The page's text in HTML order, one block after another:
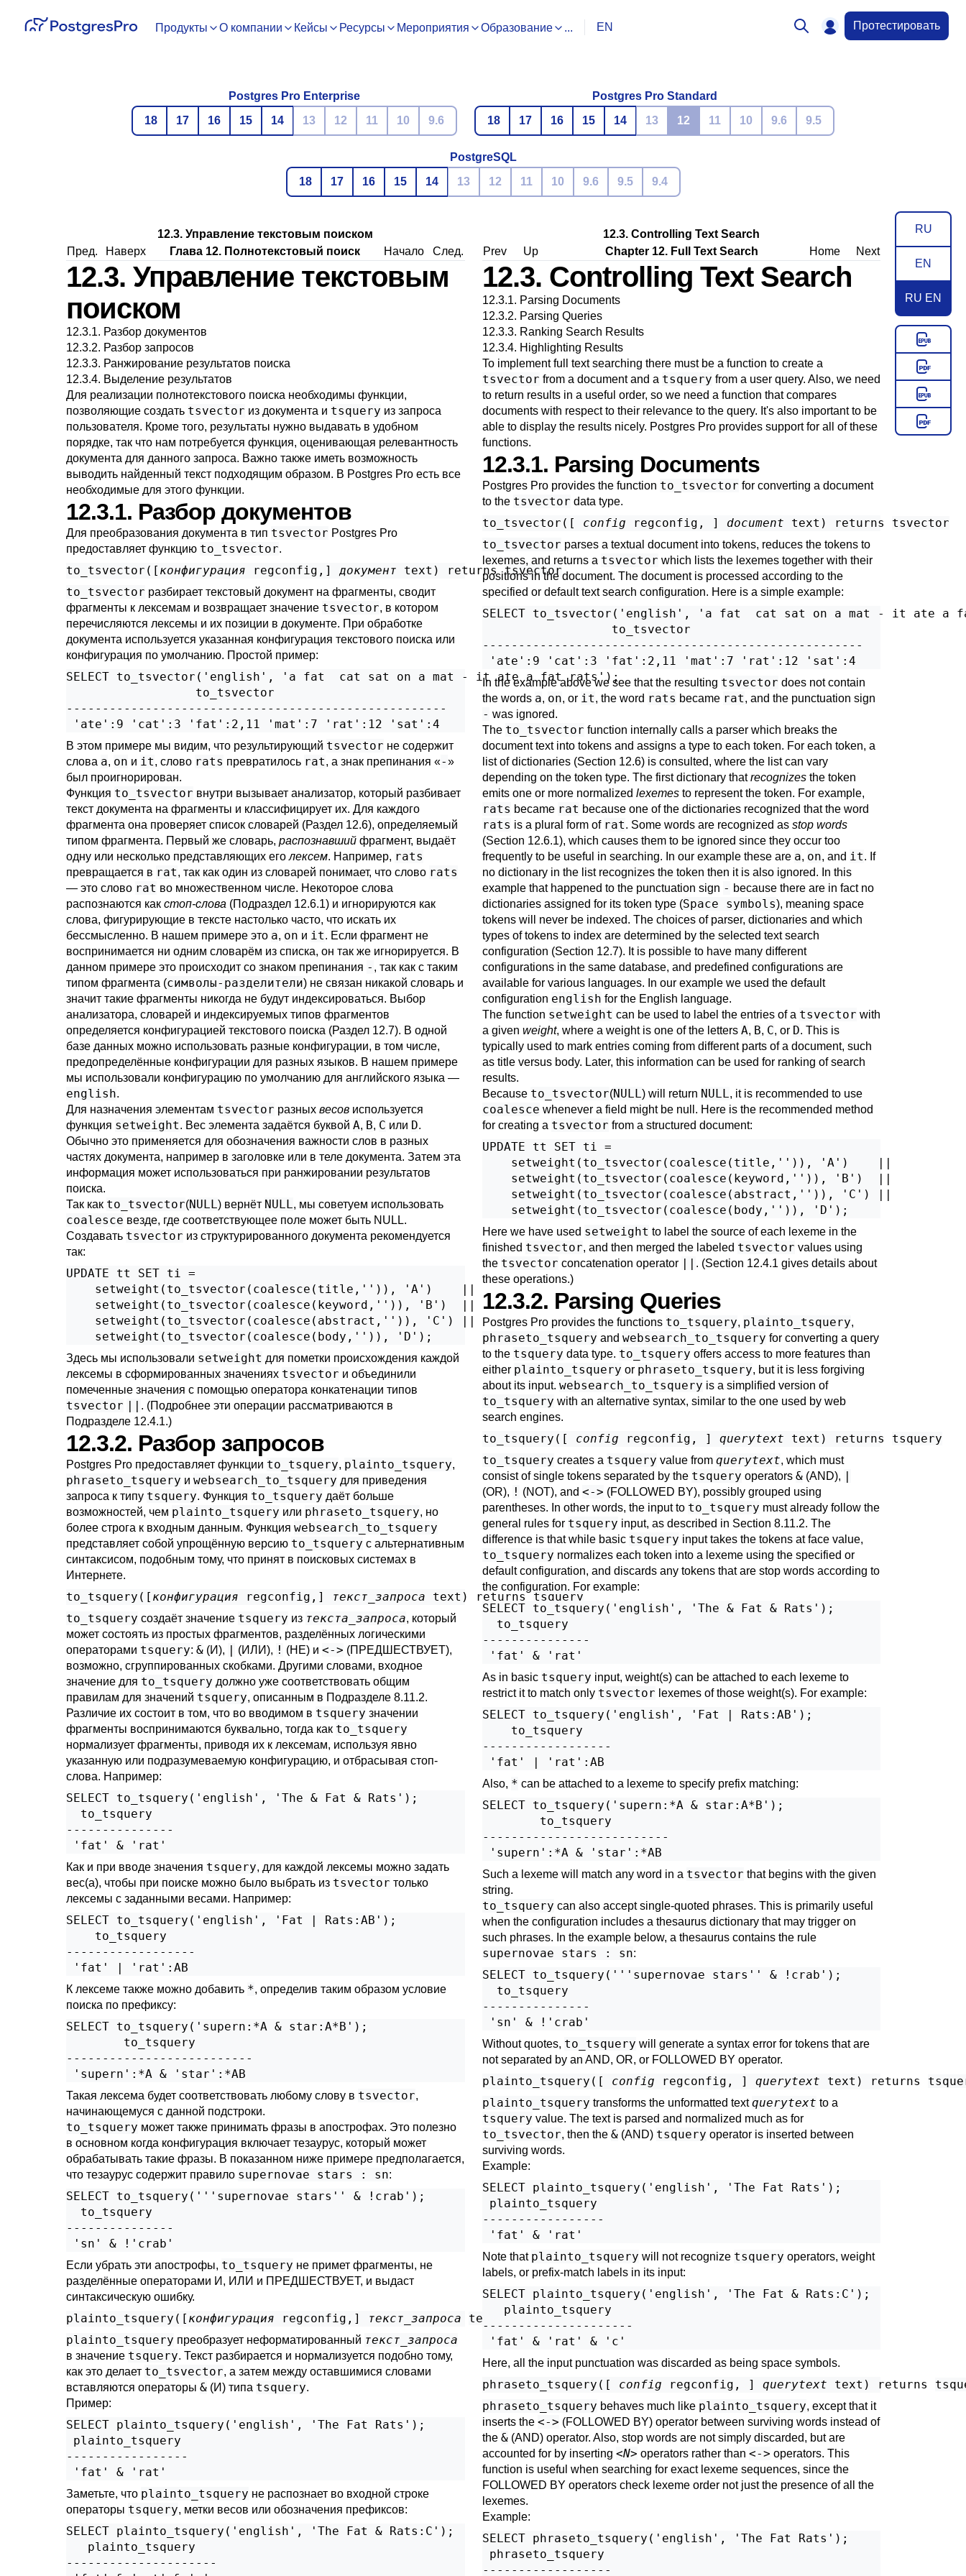
Продукты О компании Кейсы Ресурсы Мероприятия Образование ... EN Протестировать
Postgres Pro Enterprise
18
17 16 15 14 13 12 11 10 9.6
Postgres Pro Standard
18
17 16 15 14 13 12 11 10 9.6 9.5
PostgreSQL
18
17 16 15 14 13 12 11 10 9.6 9.5 9.4
RU
EN
RU EN
12.3. Управление текстовым поиском
Пред.
Наверх Глава 12. Полнотекстовый поиск Начало След.
12.3. Управление текстовым
поиском
12.3.1. Разбор документов
12.3.2. Разбор запросов
12.3.3. Ранжирование результатов поиска
12.3.4. Выделение результатов
Для реализации полнотекстового поиска необходимы функции,
позволяющие создать tsvector из документа и tsquery из запроса
пользователя. Кроме того, результаты нужно выдавать в удобном
порядке, так что нам потребуется функция, оценивающая релевантность
документа для данного запроса. Важно также иметь возможность
выводить найденный текст подходящим образом. В Postgres Pro есть все
необходимые для этого функции.
12.3.1. Разбор документов
Для преобразования документа в тип tsvector Postgres Pro
предоставляет функцию to_tsvector.
to_tsvector([ конфигурация regconfig , ] документ text ) returns tsvector
to_tsvector разбирает текстовый документ на фрагменты, сводит
фрагменты к лексемам и возвращает значение tsvector, в котором
перечисляются лексемы и их позиции в документе. При обработке
документа используется указанная конфигурация текстового поиска или
конфигурация по умолчанию. Простой пример:
SELECT to_tsvector('english', 'a fat  cat sat on a mat - it ate a fat rats');
                  to_tsvector
-----------------------------------------------------
В этом примере мы видим, что результирующий tsvector не содержит
слова a, on и it, слово rats превратилось rat, а знак препинания «-»
был проигнорирован.
Функция to_tsvector внутри вызывает анализатор, который разбивает
текст документа на фрагменты и классифицирует их. Для каждого
фрагмента она проверяет список словарей (Раздел 12.6), определяемый
типом фрагмента. Первый же словарь, распознавший фрагмент, выдаёт
одну или несколько представляющих его лексем. Например, rats
превращается в rat, так как один из словарей понимает, что слово rats
— это слово rat во множественном числе. Некоторое слова
распознаются как стоп-слова (Подраздел 12.6.1) и игнорируются как
слова, фигурирующие в тексте настолько часто, что искать их
бессмысленно. В нашем примере это a, on и it. Если фрагмент не
воспринимается ни одним словарём из списка, он так же игнорируется. В
данном примере это происходит со знаком препинания - , так как с таким
типом фрагмента (символы-разделители) не связан никакой словарь и
значит такие фрагменты никогда не будут индексироваться. Выбор
анализатора, словарей и индексируемых типов фрагментов
определяется конфигурацией текстового поиска (Раздел 12.7). В одной
базе данных можно использовать разные конфигурации, в том числе,
предопределённые конфигурации для разных языков. В нашем примере
мы использовали конфигурацию по умолчанию для английского языка —
english.
Для назначения элементам tsvector разных весов используется
функция setweight. Вес элемента задаётся буквой A, B, C или D.
Обычно это применяется для обозначения важности слов в разных
частях документа, например в заголовке или в теле документа. Затем эта
информация может использоваться при ранжировании результатов
поиска.
Так как to_tsvector(NULL) вернёт NULL, мы советуем использовать
coalesce везде, где соответствующее поле может быть NULL.
Создавать tsvector из структурированного документа рекомендуется
так:
UPDATE tt SET ti =
    setweight(to_tsvector(coalesce(title,'')), 'A')    ||
    setweight(to_tsvector(coalesce(keyword,'')), 'B')  ||
    setweight(to_tsvector(coalesce(abstract,'')), 'C') ||
    setweight(to_tsvector(coalesce(body,'')), 'D');
Здесь мы использовали setweight для пометки происхождения каждой
лексемы в сформированных значениях tsvector и объединили
помеченные значения с помощью оператора конкатенации типов
tsvector || . (Подробнее эти операции рассматриваются в
Подразделе 12.4.1.)
12.3.2. Разбор запросов
Postgres Pro предоставляет функции to_tsquery, plainto_tsquery,
phraseto_tsquery и websearch_to_tsquery для приведения
запроса к типу tsquery. Функция to_tsquery даёт больше
возможностей, чем plainto_tsquery или phraseto_tsquery, но
более строга к входным данным. Функция websearch_to_tsquery
представляет собой упрощённую версию to_tsquery с альтернативным
синтаксисом, подобным тому, что принят в поисковых системах в
Интернете.
to_tsquery([ конфигурация regconfig , ] текст_запроса text ) returns tsquery
to_tsquery создаёт значение tsquery из текста_запроса, который
может состоять из простых фрагментов, разделённых логическими
операторами tsquery: & (И), | (ИЛИ), ! (НЕ) и <-> (ПРЕДШЕСТВУЕТ),
возможно, сгруппированных скобками. Другими словами, входное
значение для to_tsquery должно уже соответствовать общим
правилам для значений tsquery, описанным в Подразделе 8.11.2.
Различие их состоит в том, что во вводимом в tsquery значении
фрагменты воспринимаются буквально, тогда как to_tsquery
нормализует фрагменты, приводя их к лексемам, используя явно
указанную или подразумеваемую конфигурацию, и отбрасывая стоп-
слова. Например:
SELECT to_tsquery('english', 'The & Fat & Rats');
  to_tsquery
---------------
Как и при вводе значения tsquery, для каждой лексемы можно задать
вес(а), чтобы при поиске можно было выбрать из tsvector только
лексемы с заданными весами. Например:
SELECT to_tsquery('english', 'Fat | Rats:AB');
    to_tsquery
------------------
К лексеме также можно добавить *, определив таким образом условие
поиска по префиксу:
SELECT to_tsquery('supern:*A & star:A*B');
        to_tsquery
--------------------------
Такая лексема будет соответствовать любому слову в tsvector,
начинающемуся с данной подстроки.
to_tsquery может также принимать фразы в апострофах. Это полезно
в основном когда конфигурация включает тезаурус, который может
обрабатывать такие фразы. В показанном ниже примере предполагается,
что тезаурус содержит правило supernovae stars : sn:
SELECT to_tsquery('''supernovae stars'' & !crab');
  to_tsquery
---------------
Если убрать эти апострофы, to_tsquery не примет фрагменты, не
разделённые операторами И, ИЛИ и ПРЕДШЕСТВУЕТ, и выдаст
синтаксическую ошибку.
plainto_tsquery([ конфигурация regconfig , ] текст_запроса text ) returns tsquery
plainto_tsquery преобразует неформатированный текст_запроса
в значение tsquery. Текст разбирается и нормализуется подобно тому,
как это делает to_tsvector, а затем между оставшимися словами
вставляются операторы & (И) типа tsquery.
Пример:
SELECT plainto_tsquery('english', 'The Fat Rats');
plainto_tsquery
-----------------
Заметьте, что plainto_tsquery не распознает во входной строке
операторы tsquery, метки весов или обозначения префиксов:
SELECT plainto_tsquery('english', 'The Fat & Rats:C');
   plainto_tsquery
---------------------
12.3. Controlling Text Search
Prev
Up Chapter 12. Full Text Search Home Next
12.3. Controlling Text Search
12.3.1. Parsing Documents
12.3.2. Parsing Queries
12.3.3. Ranking Search Results
12.3.4. Highlighting Results
To implement full text searching there must be a function to create a
tsvector from a document and a tsquery from a user query. Also, we need
to return results in a useful order, so we need a function that compares
documents with respect to their relevance to the query. It's also important to be
able to display the results nicely. Postgres Proprovides support for all of these
functions.
12.3.1. Parsing Documents
Postgres Proprovides the function to_tsvector for converting a document
to the tsvector data type.
to_tsvector([ config regconfig , ] document text ) returns tsvector
to_tsvector parses a textual document into tokens, reduces the tokens to
lexemes, and returns a tsvector which lists the lexemes together with their
positions in the document. The document is processed according to the
specified or default text search configuration. Here is a simple example:
SELECT to_tsvector('english', 'a fat  cat sat on a mat - it ate
                  to_tsvector
-----------------------------------------------------
In the example above we see that the resulting tsvector does not contain
the words a, on, or it, the word rats became rat, and the punctuation sign
- was ignored.
The to_tsvector function internally calls a parser which breaks the
document text into tokens and assigns a type to each token. For each token, a
list of dictionaries (Section 12.6) is consulted, where the list can vary
depending on the token type. The first dictionary thatrecognizesthe token
emits one or more normalized lexemesto represent the token. For example,
rats became rat because one of the dictionaries recognized that the word
rats is a plural form of rat. Some words are recognized as stop words
(Section 12.6.1), which causes them to be ignored since they occur too
frequently to be useful in searching. In our example these are a, on, and it. If
no dictionary in the list recognizes the token then it is also ignored. In this
example that happened to the punctuation sign - because there are in fact no
dictionaries assigned for its token type (Space symbols), meaning space
tokens will never be indexed. The choices of parser, dictionaries and which
types of tokens to index are determined by the selected text search
configuration (Section 12.7). It is possible to have many different
configurations in the same database, and predefined configurations are
available for various languages. In our example we used the default
configuration english for the English language.
The function setweight can be used to label the entries of a tsvector with
a given weight, where a weight is one of the letters A, B, C, or D. This is
typically used to mark entries coming from different parts of a document, such
as title versus body. Later, this information can be used for ranking of search
results.
Because to_tsvector(NULL) will return NULL, it is recommended to use
coalesce whenever a field might be null. Here is the recommended method
for creating a tsvector from a structured document:
UPDATE tt SET ti =
    setweight(to_tsvector(coalesce(title,'')), 'A')    ||
    setweight(to_tsvector(coalesce(keyword,'')), 'B')  ||
    setweight(to_tsvector(coalesce(abstract,'')), 'C') ||
Here we have used setweight to label the source of each lexeme in the
finished tsvector, and then merged the labeled tsvector values using
the tsvector concatenation operator || . (Section 12.4.1 gives details about
these operations.)
12.3.2. Parsing Queries
Postgres Proprovides the functions to_tsquery, plainto_tsquery,
phraseto_tsquery and websearch_to_tsquery for converting a query
to the tsquery data type. to_tsquery offers access to more features than
either plainto_tsquery or phraseto_tsquery, but it is less forgiving
about its input. websearch_to_tsquery is a simplified version of
to_tsquery with an alternative syntax, similar to the one used by web
search engines.
to_tsquery([ config regconfig , ] querytext text ) returns tsquery
to_tsquery creates a tsquery value from querytext, which must
consist of single tokens separated by the tsquery operators &(AND), |
(OR), ! (NOT), and <-> (FOLLOWED BY), possibly grouped using
parentheses. In other words, the input to to_tsquery must already follow the
general rules for tsquery input, as described in Section 8.11.2. The
difference is that while basic tsquery input takes the tokens at face value,
to_tsquery normalizes each token into a lexeme using the specified or
default configuration, and discards any tokens that are stop words according to
the configuration. For example:
SELECT to_tsquery('english', 'The & Fat & Rats');
  to_tsquery
---------------
As in basic tsquery input, weight(s) can be attached to each lexeme to
restrict it to match only tsvector lexemes of those weight(s). For example:
SELECT to_tsquery('english', 'Fat | Rats:AB');
    to_tsquery
------------------
Also, * can be attached to a lexeme to specify prefix matching:
SELECT to_tsquery('supern:*A & star:A*B');
        to_tsquery
--------------------------
Such a lexeme will match any word in a tsvector that begins with the given
string.
to_tsquery can also accept single-quoted phrases. This is primarily useful
when the configuration includes a thesaurus dictionary that may trigger on
such phrases. In the example below, a thesaurus contains the rule
supernovae stars : sn:
SELECT to_tsquery('''supernovae stars'' & !crab');
  to_tsquery
---------------
Without quotes, to_tsquery will generate a syntax error for tokens that are
not separated by an AND, OR, or FOLLOWED BY operator.
plainto_tsquery([ config regconfig , ] querytext text ) returns
plainto_tsquery transforms the unformatted textquerytext to a
tsquery value. The text is parsed and normalized much as for
to_tsvector, then the &(AND) tsquery operator is inserted between
surviving words.
Example:
SELECT plainto_tsquery('english', 'The Fat Rats');
plainto_tsquery
-----------------
Note that plainto_tsquery will not recognize tsquery operators, weight
labels, or prefix-match labels in its input:
SELECT plainto_tsquery('english', 'The Fat & Rats:C');
   plainto_tsquery
---------------------
Here, all the input punctuation was discarded as being space symbols.
phraseto_tsquery([ config regconfig , ] querytext text ) returns
phraseto_tsquery behaves much like plainto_tsquery, except that it
inserts the <-> (FOLLOWED BY) operator between surviving words instead of
the &(AND) operator. Also, stop words are not simply discarded, but are
accounted for by inserting <N> operators rather than <-> operators. This
function is useful when searching for exact lexeme sequences, since the
FOLLOWED BY operators check lexeme order not just the presence of all the
lexemes.
Example:
SELECT phraseto_tsquery('english', 'The Fat Rats');
phraseto_tsquery
------------------